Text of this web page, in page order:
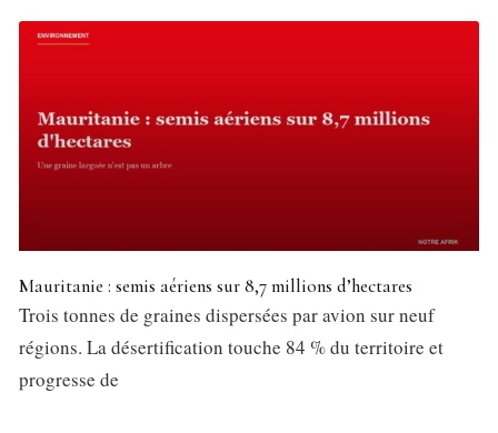
Mauritanie : semis aériens sur 8,7 millions d’hectares
Trois tonnes de graines dispersées par avion sur neuf
régions. La désertification touche 84 % du territoire et
progresse de